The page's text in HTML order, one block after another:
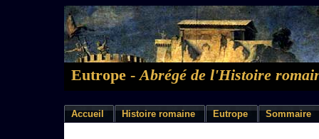
Eutrope -Abrégé de l'Histoire
Accueil Histoire romaine Eutrope Sommaire